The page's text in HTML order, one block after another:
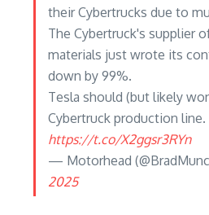
their Cybertrucks due to
The Cybertruck's supplier
materials just wrote its
down by 99%.
Tesla should (but likely
Cybertruck production line.
https://t.co/X2ggsr3RYn
— Motorhead
2025